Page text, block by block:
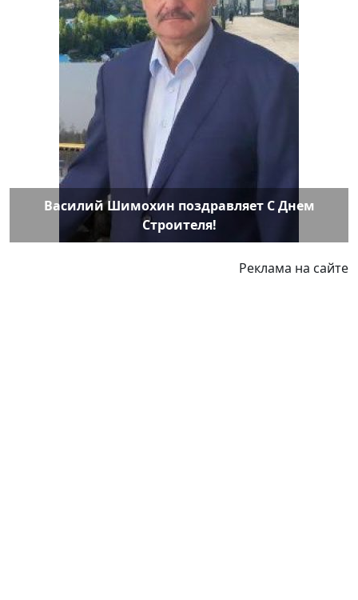
Василий Шимохин поздравляет С Днем
Строителя!
Реклама на сайте